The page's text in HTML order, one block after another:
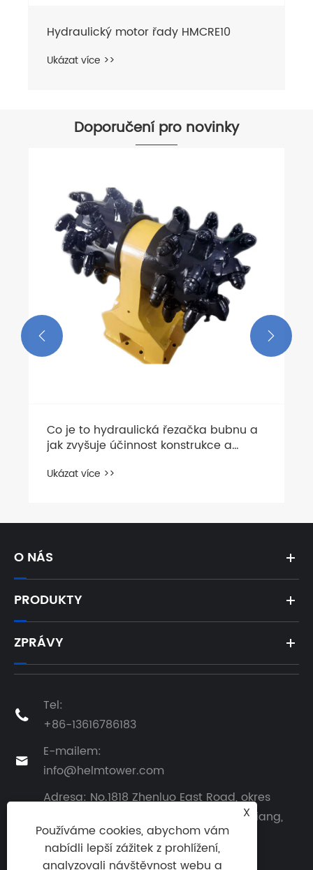
Hydraulický motor řady HMCRE10
Ukázat více >>
Doporučení pro novinky
Co je to hydraulická řezačka bubnu a
jak zvyšuje účinnost konstrukce a
Ukázat více >>
 
O NÁS
PRODUKTY
ZPRÁVY

Tel:
+86-13616786183

E-mailem:
info@helmtower.com
Adresa: No.1818 Zhenluo East Road, okres
Zhenhai, město Ningbo, provincie Zhejiang,
Čína
X
Používáme cookies, abychom vám
nabídli lepší zážitek z prohlížení,
analyzovali návštěvnost webu a